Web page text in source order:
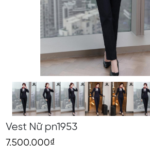
Vest Nữ pn1953
7.500.000₫